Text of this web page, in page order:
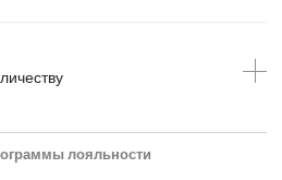
лояльности